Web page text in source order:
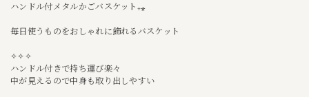
ハンドル付メタルかごバスケット₊⁎
毎日使うものをおしゃれに飾れるバスケット
✧✧✧
ハンドル付きで持ち運び楽々
中が見えるので中身も取り出しやすい